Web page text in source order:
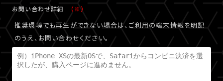
お問い合わせ詳細 （※）
推奨環境でも再生ができない場合は、ご利用の端末情報を明記
のうえ、お問い合わせください。